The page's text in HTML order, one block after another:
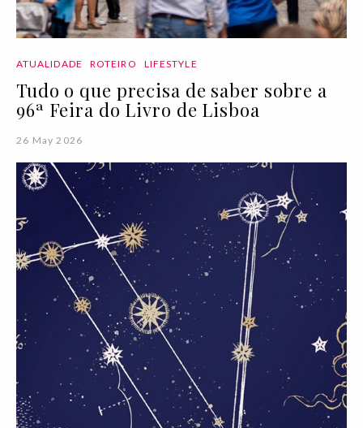
ATUALIDADE ROTEIRO LIFESTYLE
Tudo o que precisa de saber sobre a
96ª Feira do Livro de Lisboa
26 May 2026